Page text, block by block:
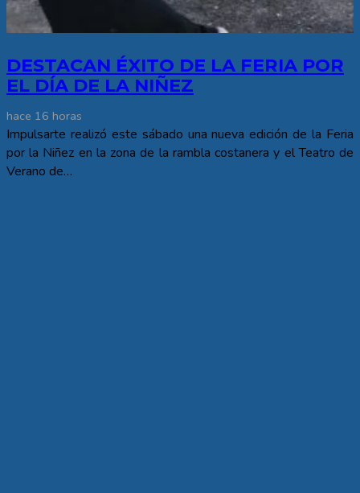
DESTACAN ÉXITO DE LA FERIA POR
EL DÍA DE LA NIÑEZ
hace 16 horas
Impulsarte realizó este sábado una nueva edición de la Feria
por la Niñez en la zona de la rambla costanera y el Teatro de
Verano de…